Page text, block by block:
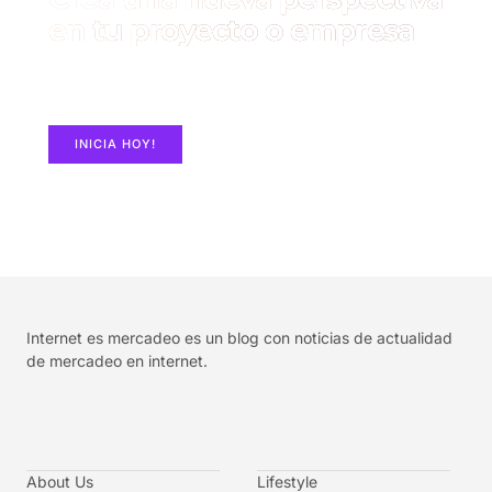
en tu proyecto o empresa
INICIA HOY!
Internet es mercadeo es un blog con noticias de actualidad
de mercadeo en internet.
About Us Lifestyle